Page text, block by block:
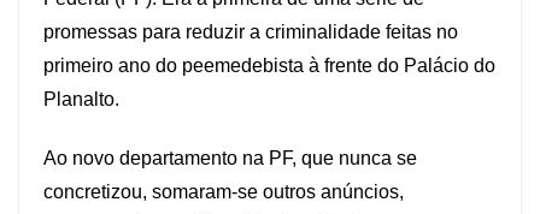
promessas para reduzir a criminalidade feitas no
primeiro ano do peemedebista à frente do Palácio do
Planalto.
Ao novo departamento na PF, que nunca se
concretizou, somaram-se outros anúncios,